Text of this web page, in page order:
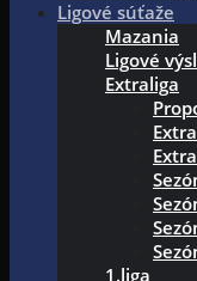
Ligové súťaže
Mazania
Ligové
Extraliga
1.liga